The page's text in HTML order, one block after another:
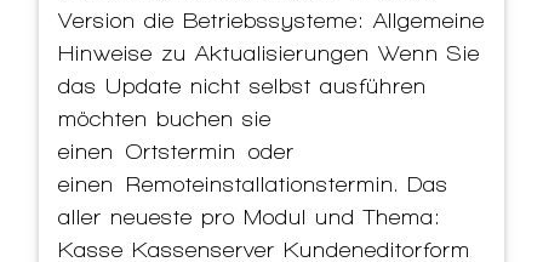
Version die Betriebssysteme: Allgemeine
Hinweise zu Aktualisierungen Wenn Sie
das Update nicht selbst ausführen
möchten buchen sie
einen Ortstermin oder
einen Remoteinstallationstermin. Das
aller neueste pro Modul und Thema:
Kasse Kassenserver Kundeneditorform